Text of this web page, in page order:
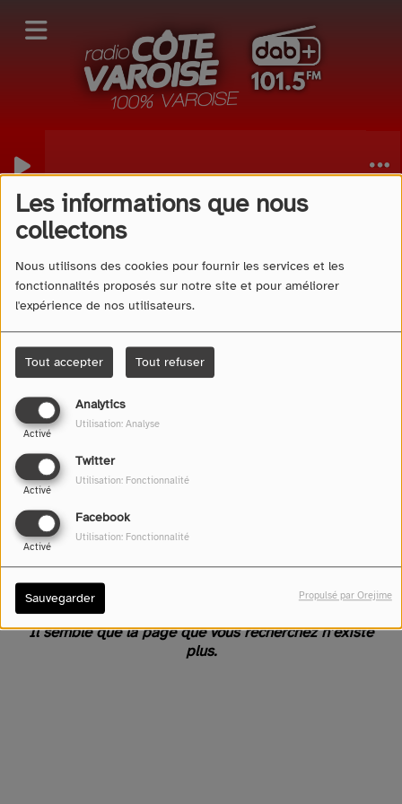
Les informations que nous
collectons
Nous utilisons des cookies pour fournir les services et les
fonctionnalités proposés sur notre site et pour améliorer
l'expérience de nos utilisateurs.
Tout accepter Tout refuser
Analytics
Activé
Utilisation: Analyse
Twitter
Activé
Utilisation: Fonctionnalité
Facebook
Activé
Utilisation: Fonctionnalité
Sauvegarder Propulsé par Orejime
Oups, vous avez rencontré
Il semble que la page que vous recherchez n’existe
plus.